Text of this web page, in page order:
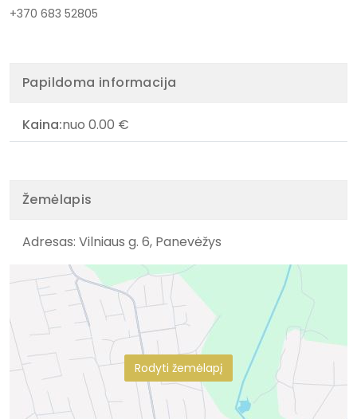
+370 683 52805
Papildoma informacija
Kaina:nuo 0.00 €
Žemėlapis
Adresas: Vilniaus g. 6, Panevėžys
Rodyti žemėlapį